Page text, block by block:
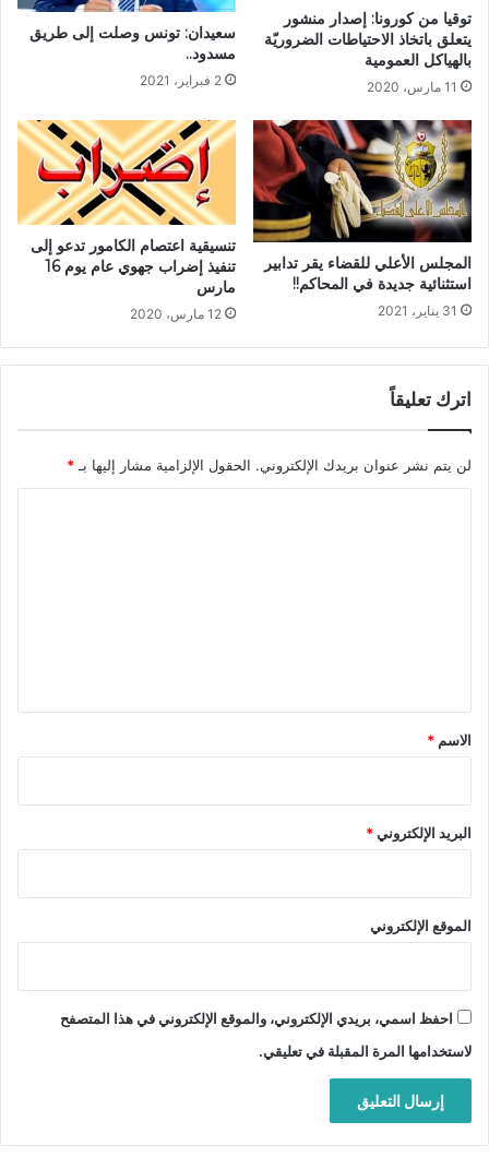
توقيا من كورونا: إصدار منشور
يتعلق باتخاذ الاحتياطات الضروريّة
بالهياكل العمومية
11 مارس، 2020
سعيدان: تونس وصلت إلى طريق
مسدود..
2 فبراير، 2021
المجلس الأعلي للقضاء يقر تدابير
استثنائية جديدة في المحاكم!!
31 يناير، 2021
تنسيقية اعتصام الكامور تدعو إلى
تنفيذ إضراب جهوي عام يوم 16
مارس
12 مارس، 2020
اترك تعليقاً
لن يتم نشر عنوان بريدك الإلكتروني. الحقول الإلزامية مشار إليها بـ *
*
الاسم *
البريد الإلكتروني*
الموقع الإلكتروني
احفظ اسمي، بريدي الإلكتروني، والموقع الإلكتروني في هذا المتصفح
لاستخدامها المرة المقبلة في تعليقي.